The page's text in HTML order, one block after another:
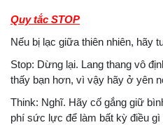
Quy tắc STOP
Nếu bị lạc giữa thiên nhiên, hãy
Stop: Dừng lại. Lang thang vô
thấy bạn hơn, vì vậy hãy ở yên
Think: Nghĩ. Hãy cố gắng giữ
phí sức lực để làm bất kỳ điều